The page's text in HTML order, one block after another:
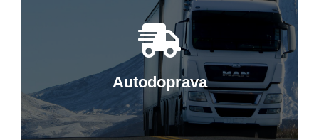
Elektrické náradie
Ponúkame kvalitné elektrické a ručné
náradie značiek Makita, Metabo či
Worx.
Autodoprava